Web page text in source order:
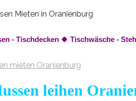
- Tischdecken 🍀 Tischwäsche -
leihen